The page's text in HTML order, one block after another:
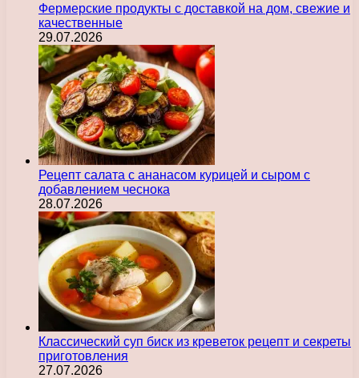
Фермерские продукты с доставкой на дом, свежие и
качественные
29.07.2026
Рецепт салата с ананасом курицей и сыром с
добавлением чеснока
28.07.2026
Классический суп биск из креветок рецепт и секреты
приготовления
27.07.2026